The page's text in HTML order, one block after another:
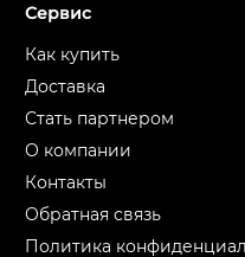
Сервис
Как купить
Доставка
Стать партнером
О компании
Контакты
Обратная связь
Политика